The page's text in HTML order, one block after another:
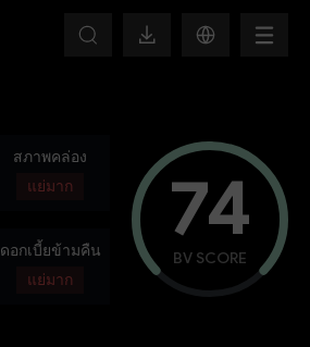
สภาพคล่อง
แย่มาก
ดอกเบี้ยข้ามคืน
แย่มาก
74
BV SCORE